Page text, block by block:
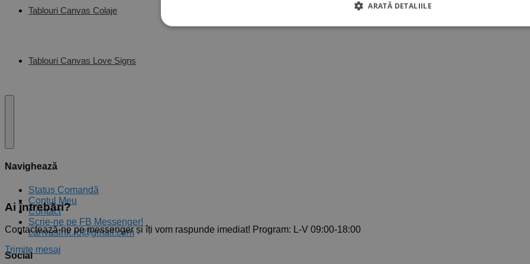
Tablouri Canvas Colaje
Tablouri Canvas Love Signs
Navighează
Status Comandă
Contul Meu
Contact
Scrie-ne pe FB Messenger!
canvasink.ro@gmail.com
Social
Ai întrebări?
Contactează-ne pe messenger și îți vom raspunde imediat! Program: L-V 09:00-18:00
Trimite mesaj
ARATĂ DETALIILE